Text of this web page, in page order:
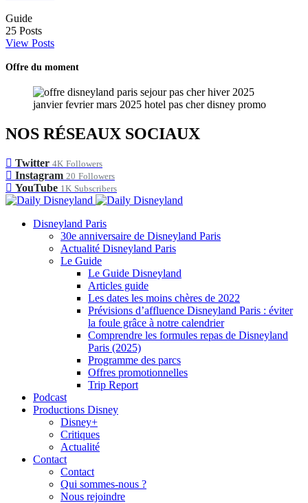
Guide
25 Posts
View Posts
Offre du moment
NOS RÉSEAUX SOCIAUX
Twitter 4K Followers
Instagram 20 Followers
YouTube 1K Subscribers
Disneyland Paris
30e anniversaire de Disneyland Paris
Actualité Disneyland Paris
Le Guide
Le Guide Disneyland
Articles guide
Les dates les moins chères de 2022
Prévisions d’affluence Disneyland Paris : éviter
la foule grâce à notre calendrier
Comprendre les formules repas de Disneyland
Paris (2025)
Programme des parcs
Offres promotionnelles
Trip Report
Podcast
Productions Disney
Disney+
Critiques
Actualité
Contact
Contact
Qui sommes-nous ?
Nous rejoindre